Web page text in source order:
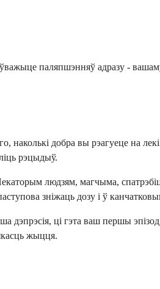
паляпшэнняў адразу -
наколькі добра вы рэагуеце на
рэцыдыў.
людзям, магчыма,
зніжаць дозу і ў
ці гэта ваш першы эпізод,
жыцця.